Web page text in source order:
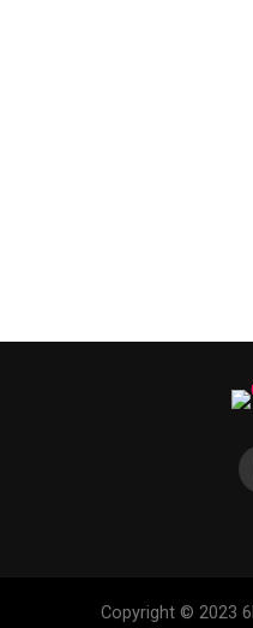
Copyright © 2023